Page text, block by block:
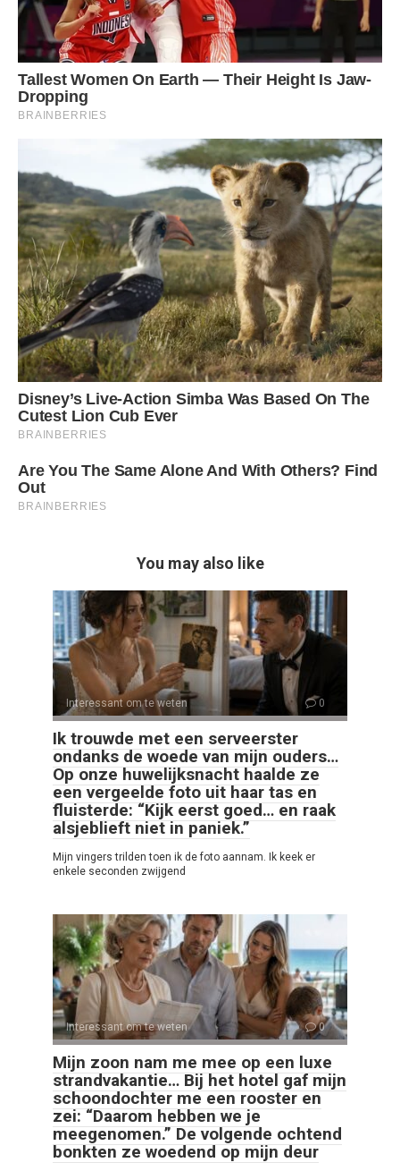
You may also like
Interessant om te weten 0
Ik trouwde met een serveerster
ondanks de woede van mijn ouders…
Op onze huwelijksnacht haalde ze
een vergeelde foto uit haar tas en
fluisterde: “Kijk eerst goed… en raak
alsjeblieft niet in paniek.”
Mijn vingers trilden toen ik de foto aannam. Ik keek er
enkele seconden zwijgend
Interessant om te weten 0
Mijn zoon nam me mee op een luxe
strandvakantie… Bij het hotel gaf mijn
schoondochter me een rooster en
zei: “Daarom hebben we je
meegenomen.” De volgende ochtend
bonkten ze woedend op mijn deur